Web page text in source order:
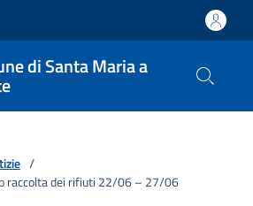
di Santa Maria a
/
raccolta dei rifiuti 22/06 – 27/06